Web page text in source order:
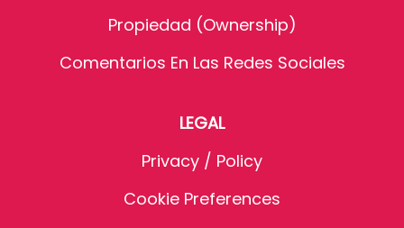
Propiedad (Ownership)
Comentarios En Las Redes Sociales
LEGAL
Privacy / Policy
Cookie Preferences